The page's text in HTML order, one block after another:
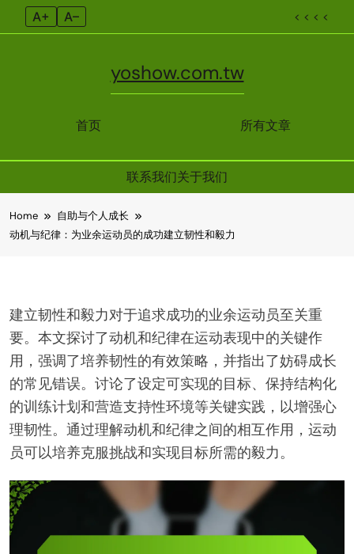
A+ A– < < < <
首页
yoshow.com.tw
所有文章
联系我们关于我们
to
content
Home
自助与个人成长
动机与纪律：为业余运动员的成功建立韧性和毅力
建立韧性和毅力对于追求成功的业余运动员至关重
要。本文探讨了动机和纪律在运动表现中的关键作
用，强调了培养韧性的有效策略，并指出了妨碍成长
的常见错误。讨论了设定可实现的目标、保持结构化
的训练计划和营造支持性环境等关键实践，以增强心
理韧性。通过理解动机和纪律之间的相互作用，运动
员可以培养克服挑战和实现目标所需的毅力。